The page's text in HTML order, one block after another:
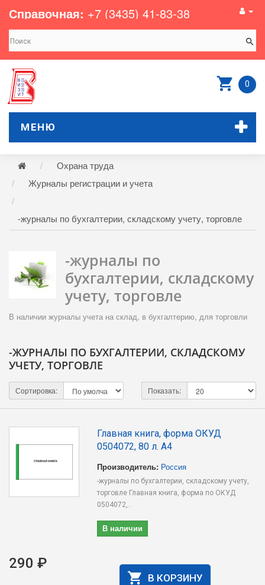
Справочная: +7 (3435) 41-83-38
0
МЕНЮ
Охрана труда
Журналы регистрации и учета
-журналы по бухгалтерии, складскому учету, торговле
-журналы по
бухгалтерии, складскому
учету, торговле
В наличии журналы учета на склад, в бухгалтерию, для торговли
-ЖУРНАЛЫ ПО БУХГАЛТЕРИИ, СКЛАДСКОМУ
УЧЕТУ, ТОРГОВЛЕ
Сортировка: Показать:
Главная книга, форма ОКУД
0504072, 80 л. А4
Производитель: Россия
-журналы по бухгалтерии, складскому учету,
торговле Главная книга, форма по ОКУД
0504072,..
В наличии
290 ₽
В КОРЗИНУ